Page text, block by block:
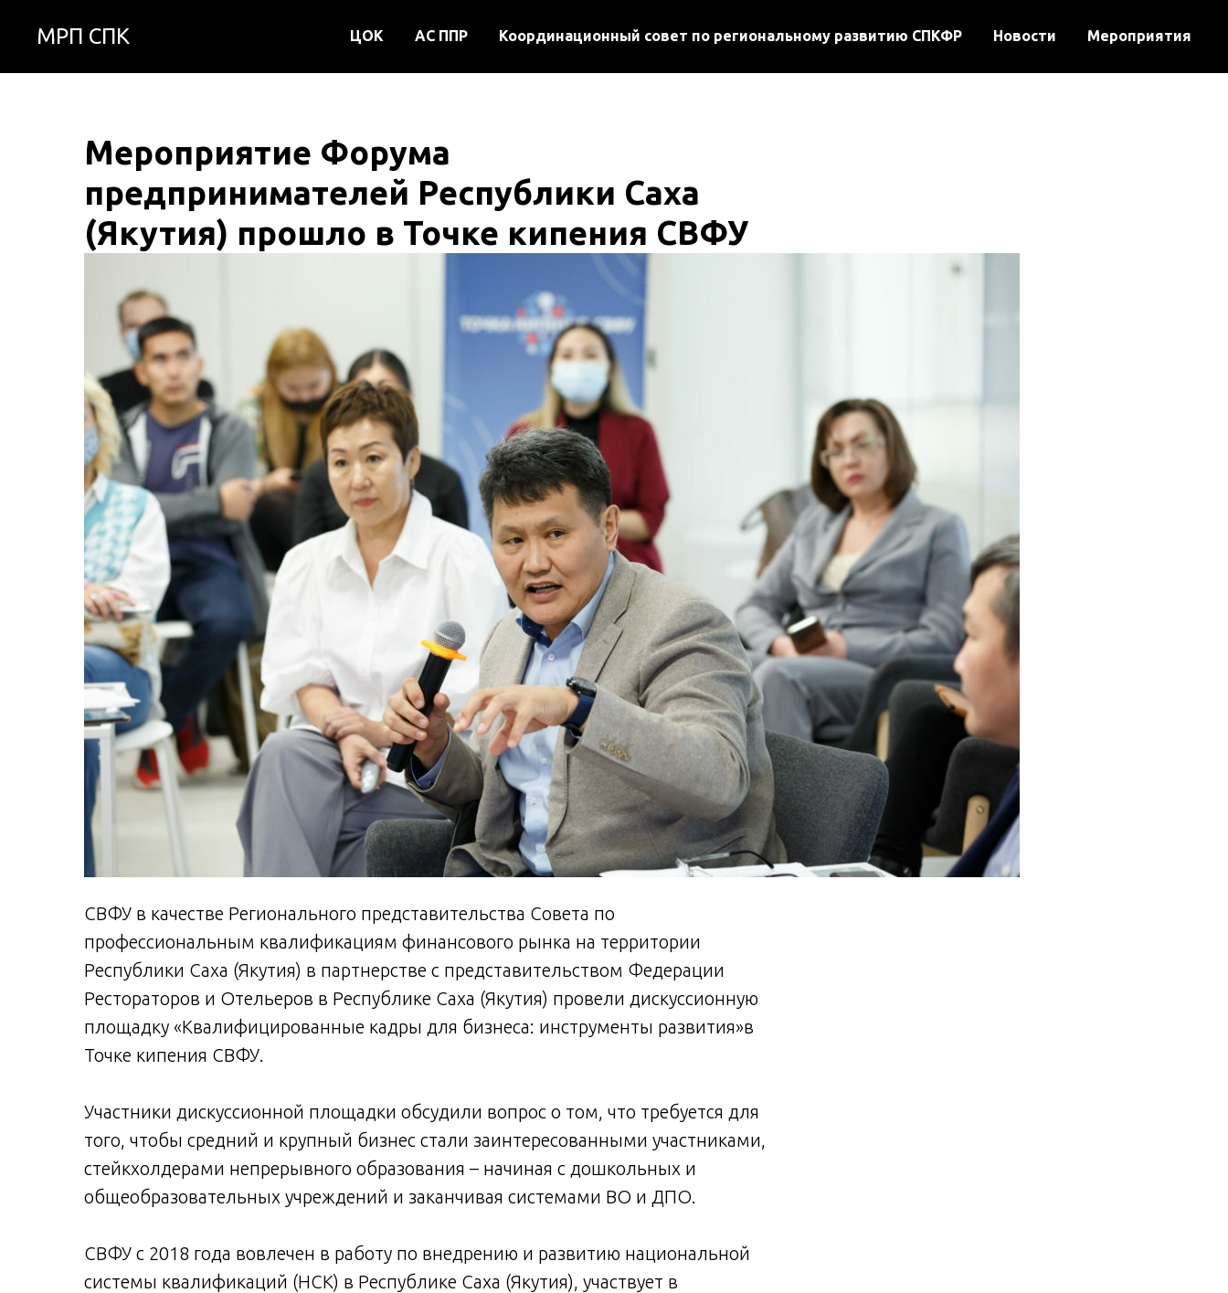
МРП СПК ЦОК АС ППР Координационный совет по региональному развитию СПКФР Новости Мероприятия
Мероприятие Форума
предпринимателей Республики Саха
(Якутия) прошло в Точке кипения СВФУ
СВФУ в качестве Регионального представительства Совета по
профессиональным квалификациям финансового рынка на территории
Республики Саха (Якутия) в партнерстве с представительством Федерации
Рестораторов и Отельеров в Республике Саха (Якутия) провели дискуссионную
площадку «Квалифицированные кадры для бизнеса: инструменты развития»в
Точке кипения СВФУ.
Участники дискуссионной площадки обсудили вопрос о том, что требуется для
того, чтобы средний и крупный бизнес стали заинтересованными участниками,
стейкхолдерами непрерывного образования – начиная с дошкольных и
общеобразовательных учреждений и заканчивая системами ВО и ДПО.
СВФУ с 2018 года вовлечен в работу по внедрению и развитию национальной
системы квалификаций (НСК) в Республике Саха (Якутия), участвует в